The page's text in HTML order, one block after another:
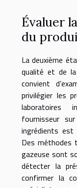
Évaluer
du
La deuxième
qualité et de
convient
privilégier les
laboratoires
fournisseur
ingrédients est
Des méthodes
gazeuse sont
détecter la
confirmer la